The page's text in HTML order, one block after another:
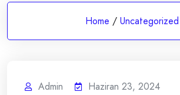
Home / Uncategorized
Admin
Haziran 23, 2024